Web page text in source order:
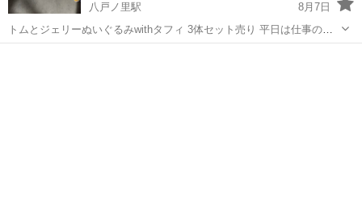
八戸ノ里駅
8月7日
トムとジェリーぬいぐるみwithタフィ 3体セット売り 平日は仕事のた
め基本、土日のみのお取引になります。